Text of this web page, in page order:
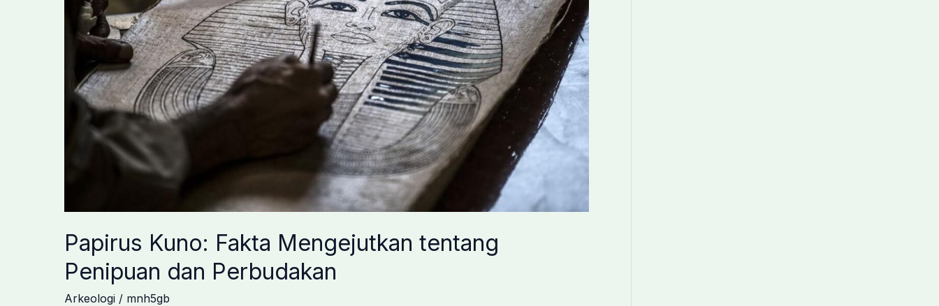
Papirus Kuno: Fakta Mengejutkan tentang
Penipuan dan Perbudakan
Arkeologi / mnh5gb